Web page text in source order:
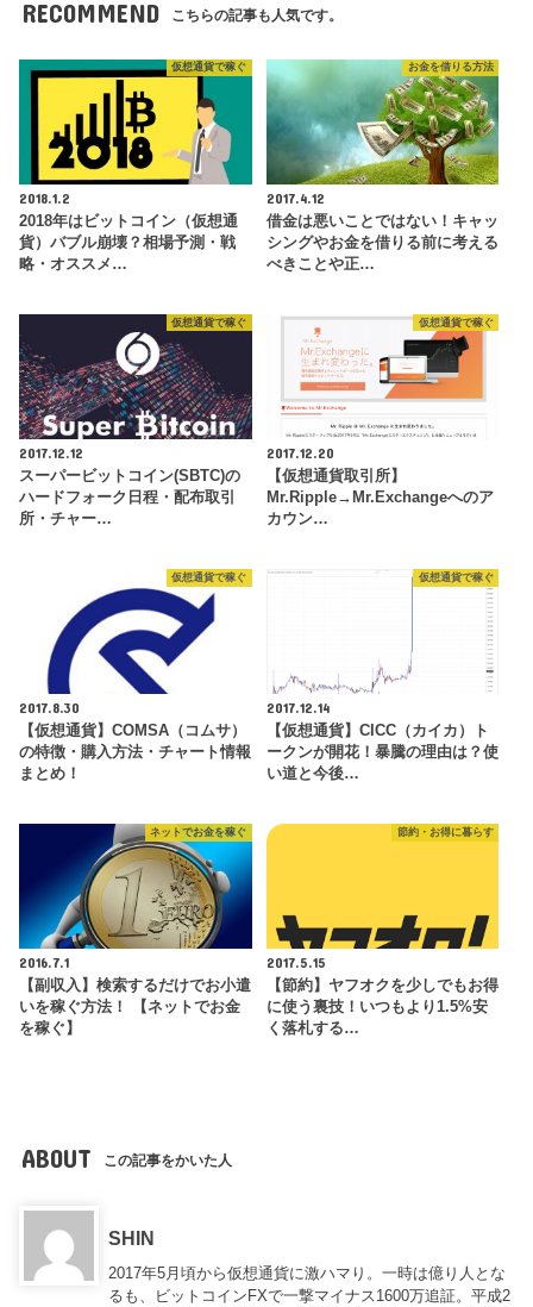
RECOMMEND こちらの記事も人気です。
仮想通貨で稼ぐ
2018.1.2
2018年はビットコイン（仮想通
貨）バブル崩壊？相場予測・戦
略・オススメ…
お金を借りる方法
2017.4.12
借金は悪いことではない！キャッ
シングやお金を借りる前に考える
べきことや正…
仮想通貨で稼ぐ
2017.12.12
スーパービットコイン(SBTC)の
ハードフォーク日程・配布取引
所・チャー…
仮想通貨で稼ぐ
2017.12.20
【仮想通貨取引所】
Mr.Ripple→Mr.Exchangeへのア
カウン…
仮想通貨で稼ぐ
2017.8.30
【仮想通貨】COMSA（コムサ）
の特徴・購入方法・チャート情報
まとめ！
仮想通貨で稼ぐ
2017.12.14
【仮想通貨】CICC（カイカ）ト
ークンが開花！暴騰の理由は？使
い道と今後…
ネットでお金を稼ぐ
2016.7.1
【副収入】検索するだけでお小遣
いを稼ぐ方法！ 【ネットでお金
を稼ぐ】
節約・お得に暮らす
2017.5.15
【節約】ヤフオクを少しでもお得
に使う裏技！いつもより1.5%安
く落札する…
ABOUT この記事をかいた人
SHIN
2017年5月頃から仮想通貨に激ハマり。一時は億り人とな
るも、ビットコインFXで一撃マイナス1600万追証。平成2